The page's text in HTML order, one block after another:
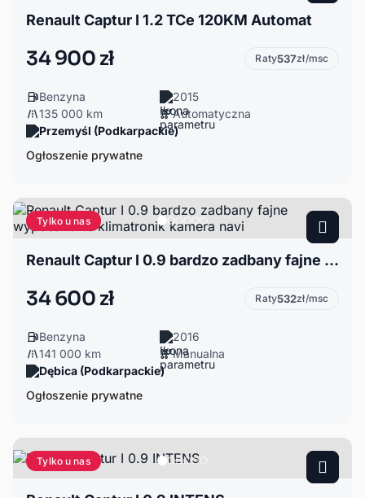
Renault Captur I 1.2 TCe 120KM Automat
34 900 zł Raty537zł/msc
Benzyna
2015
135 000 km
Automatyczna
Przemyśl (Podkarpackie)
Ogłoszenie prywatne
Tylko u nas
Renault Captur I 0.9 bardzo zadbany fajne wyposazenie klimatronik kamera navi
34 600 zł Raty532zł/msc
Benzyna
2016
141 000 km
Manualna
Dębica (Podkarpackie)
Ogłoszenie prywatne
Tylko u nas